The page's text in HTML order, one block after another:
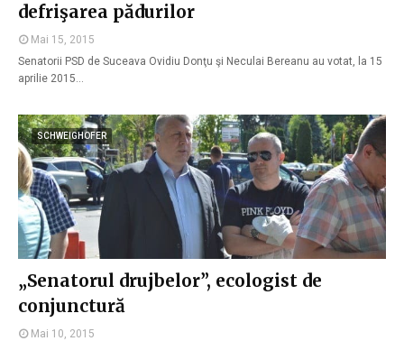
defrişarea pădurilor
Mai 15, 2015
Senatorii PSD de Suceava Ovidiu Donţu şi Neculai Bereanu au votat, la 15
aprilie 2015…
SCHWEIGHOFER
„Senatorul drujbelor”, ecologist de
conjunctură
Mai 10, 2015